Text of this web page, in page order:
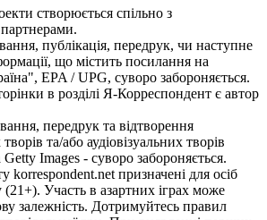
створюється спільно з
публікація, передрук, чи наступне
що містить посилання на
EPA / UPG, суворо забороняється.
в розділі Я-Корреспондент є автор
передрук та відтворення
та/або аудіовізуальних творів
Images - суворо забороняється.
korrespondent.net призначені для осіб
Участь в азартних іграх може
залежність. Дотримуйтесь правил